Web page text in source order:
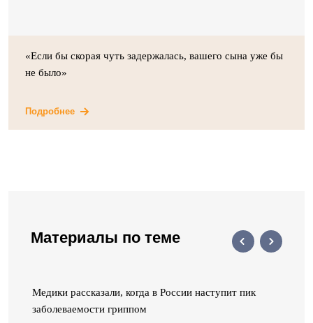
«Если бы скорая чуть задержалась, вашего сына уже бы
не было»
Подробнее
Материалы по теме
Медики рассказали, когда в России наступит пик
заболеваемости гриппом